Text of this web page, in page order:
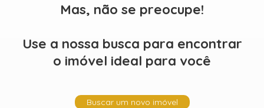
Mas, não se preocupe!
Use a nossa busca para encontrar
o imóvel ideal para você
Buscar um novo imóvel